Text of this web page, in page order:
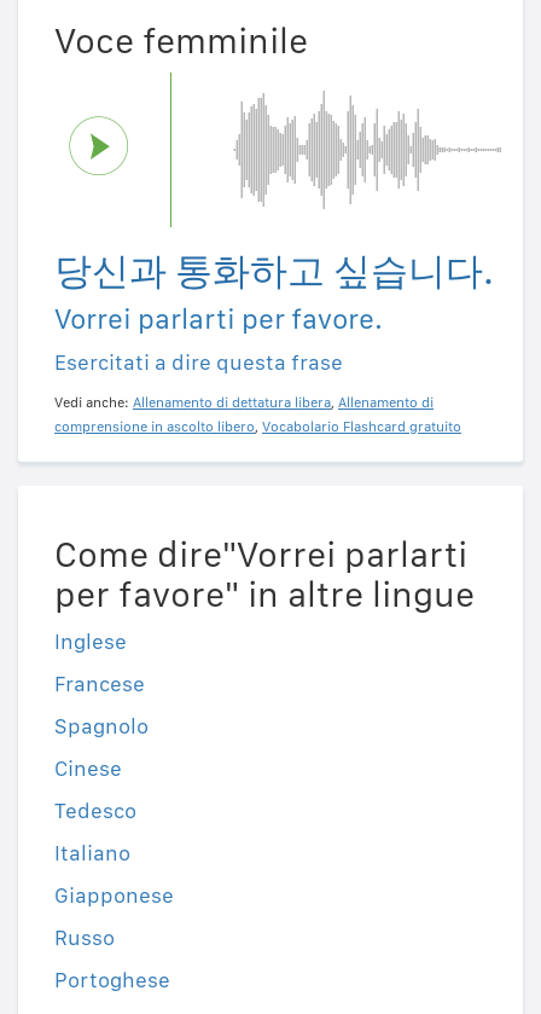
Voce femminile
당신과 통화하고 싶습니다.
Vorrei parlarti per favore.
Esercitati a dire questa frase
Vedi anche: Allenamento di dettatura libera, Allenamento di
comprensione in ascolto libero, Vocabolario Flashcard gratuito
Come dire"Vorrei parlarti
per favore" in altre lingue
Inglese
Francese
Spagnolo
Cinese
Tedesco
Italiano
Giapponese
Russo
Portoghese